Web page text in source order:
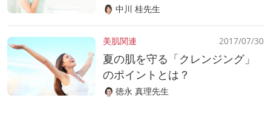
中川 桂先生
美肌関連 2017/07/30
夏の肌を守る「クレンジング」
のポイントとは？
徳永 真理先生